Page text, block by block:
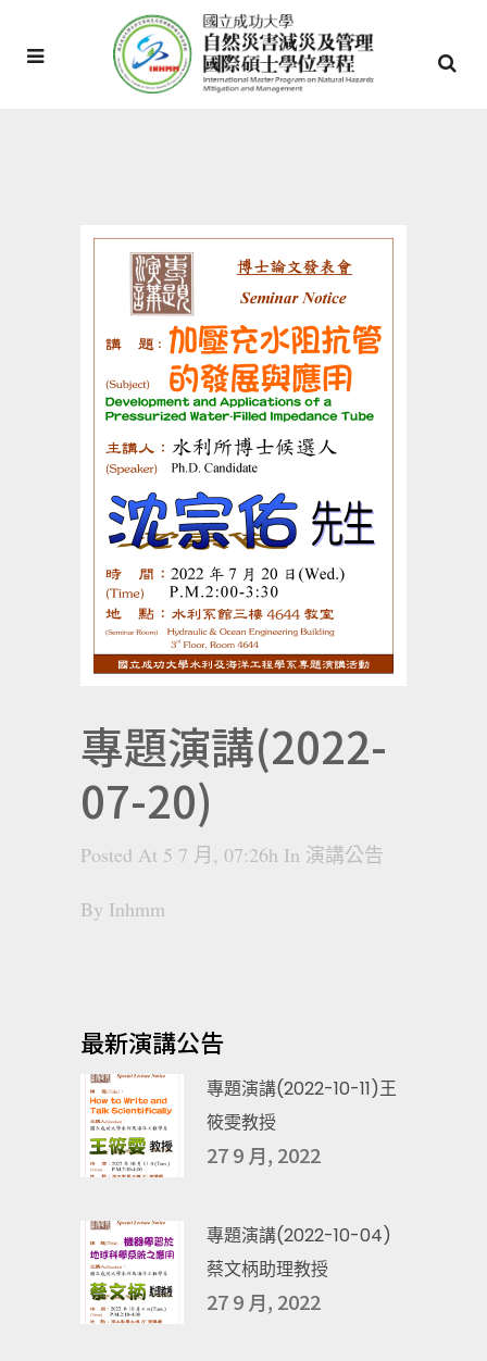
專題演講(2022-
07-20)
Posted At 5 7 月, 07:26h In 演講公告
By Inhmm
最新演講公告
專題演講(2022-10-11)王
筱雯教授
27 9 月, 2022
專題演講(2022-10-04)
蔡文柄助理教授
27 9 月, 2022